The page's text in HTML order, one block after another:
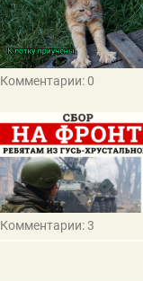
Комментарии: 0
Комментарии: 3